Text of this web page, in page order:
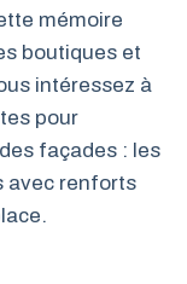
mémoire
boutiques et
intéressez à
pour
façades : les
avec renforts